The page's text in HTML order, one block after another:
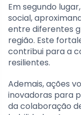
Em segundo
social,
entre diferentes
região. Este
contribui para a
resilientes.
Ademais, ações
inovadoras para
da colaboração